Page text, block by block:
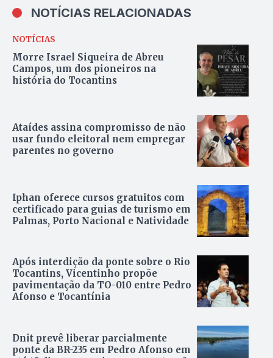
NOTÍCIAS RELACIONADAS
NOTÍCIAS
Morre Israel Siqueira de Abreu
Campos, um dos pioneiros na
história do Tocantins
Ataídes assina compromisso de não
usar fundo eleitoral nem empregar
parentes no governo
Iphan oferece cursos gratuitos com
certificado para guias de turismo em
Palmas, Porto Nacional e Natividade
Após interdição da ponte sobre o Rio
Tocantins, Vicentinho propõe
pavimentação da TO-010 entre Pedro
Afonso e Tocantínia
Dnit prevê liberar parcialmente
ponte da BR-235 em Pedro Afonso em